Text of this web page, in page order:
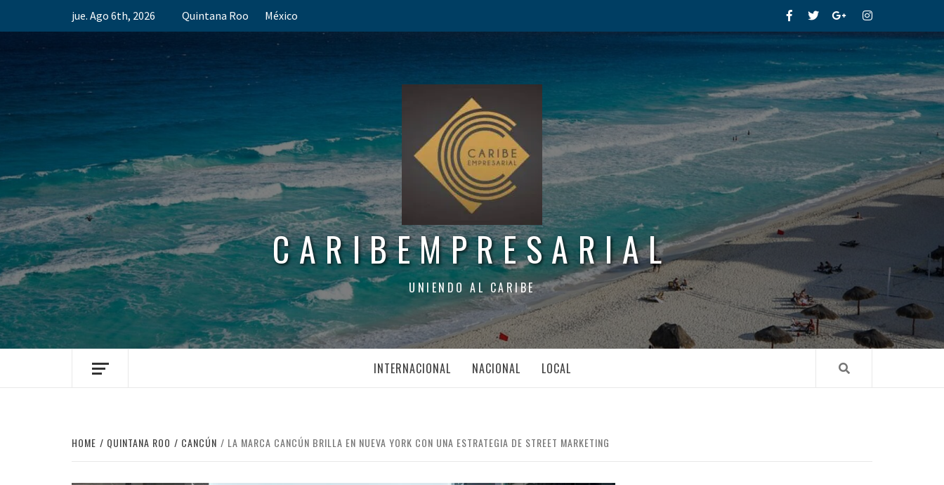
jue. Ago 6th, 2026 Quintana Roo México FacebookTwitterGoogle+Instagram
CARIBEMPRESARIAL
UNIENDO AL CARIBE
INTERNACIONAL NACIONAL LOCAL
HOME QUINTANA ROO CANCÚN LA MARCA CANCÚN BRILLA EN NUEVA YORK CON UNA ESTRATEGIA DE STREET MARKETING